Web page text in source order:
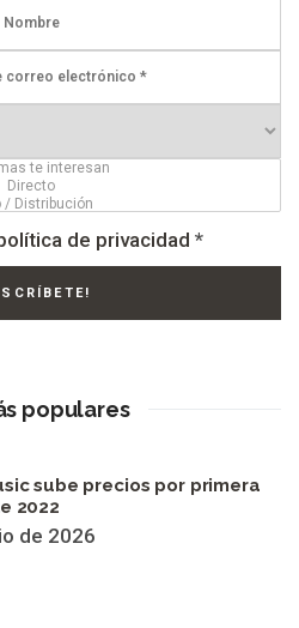
de privacidad *
populares
sube precios por primera
2022
de 2026